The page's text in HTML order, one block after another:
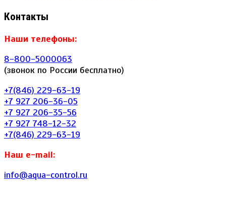
Контакты
Наши телефоны:
8-800-5000063
(звонок по России бесплатно)
+7(846) 229-63-19
+7 927 206-36-05
+7 927 206-35-56
+7 927 748-12-32
+7(846) 229-63-19
Наш e-mail:
info@aqua-control.ru